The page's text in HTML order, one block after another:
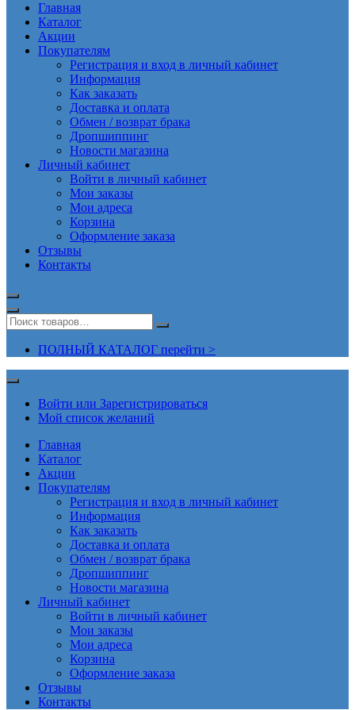
Главная
Каталог
Акции
Покупателям
Регистрация и вход в личный кабинет
Информация
Как заказать
Доставка и оплата
Обмен / возврат брака
Дропшиппинг
Новости магазина
Личный кабинет
Войти в личный кабинет
Мои заказы
Мои адреса
Корзина
Оформление заказа
Отзывы
Контакты
ПОЛНЫЙ КАТАЛОГ перейти >
Войти или Зарегистрироваться
Мой список желаний
Главная
Каталог
Акции
Покупателям
Регистрация и вход в личный кабинет
Информация
Как заказать
Доставка и оплата
Обмен / возврат брака
Дропшиппинг
Новости магазина
Личный кабинет
Войти в личный кабинет
Мои заказы
Мои адреса
Корзина
Оформление заказа
Отзывы
Контакты